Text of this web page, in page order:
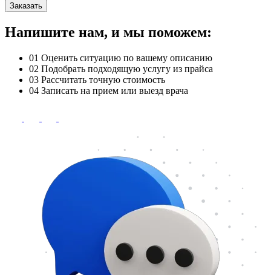
Заказать
Напишите нам, и мы поможем:
01 Оценить ситуацию по вашему описанию
02 Подобрать подходящую услугу из прайса
03 Рассчитать точную стоимость
04 Записать на прием или выезд врача